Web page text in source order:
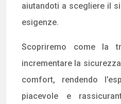
aiutandoti a scegliere il
esigenze.
Scopriremo come la
incrementare la
comfort, rendendo
piacevole e